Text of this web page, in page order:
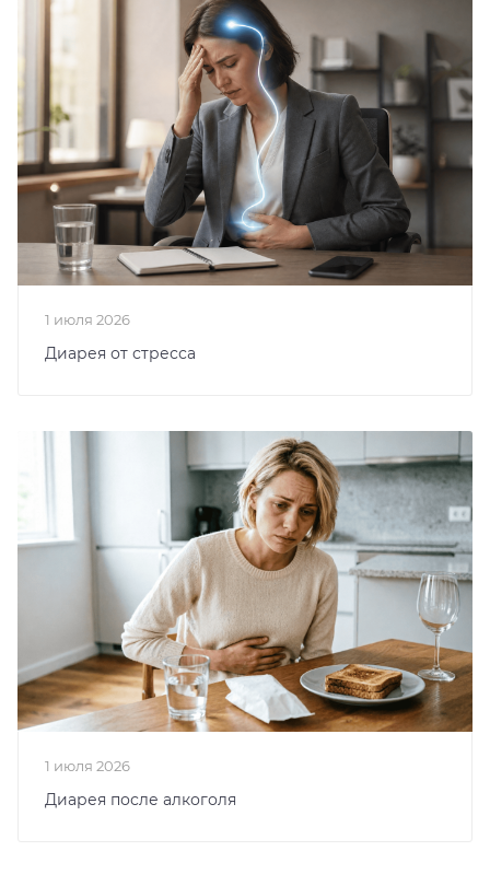
1 июля 2026
Диарея от стресса
1 июля 2026
Диарея после алкоголя